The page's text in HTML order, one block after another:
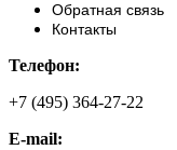
Обратная связь
Контакты
Телефон:
+7 (495) 364-27-22
E-mail: